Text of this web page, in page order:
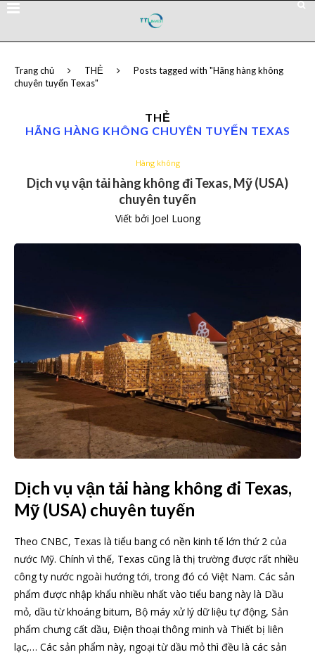
Trang chủ THẺ
Posts tagged with "Hãng hàng không
chuyên tuyến Texas"
THẺ
HÃNG HÀNG KHÔNG CHUYÊN TUYẾN TEXAS
Hàng không
Dịch vụ vận tải hàng không đi Texas, Mỹ (USA)
chuyên tuyến
Viết bởi Joel Luong
Dịch vụ vận tải hàng không đi Texas,
Mỹ (USA) chuyên tuyến
Theo CNBC, Texas là tiểu bang có nền kinh tế lớn thứ 2 của
nước Mỹ. Chính vì thế, Texas cũng là thị trường được rất nhiều
công ty nước ngoài hướng tới, trong đó có Việt Nam. Các sản
phẩm được nhập khẩu nhiều nhất vào tiểu bang này là Dầu
mỏ, dầu từ khoáng bitum, Bộ máy xử lý dữ liệu tự động, Sản
phẩm chưng cất dầu, Điện thoại thông minh và Thiết bị liên
lạc,… Các sản phẩm này, ngoại từ dầu mỏ thì đều là các sản